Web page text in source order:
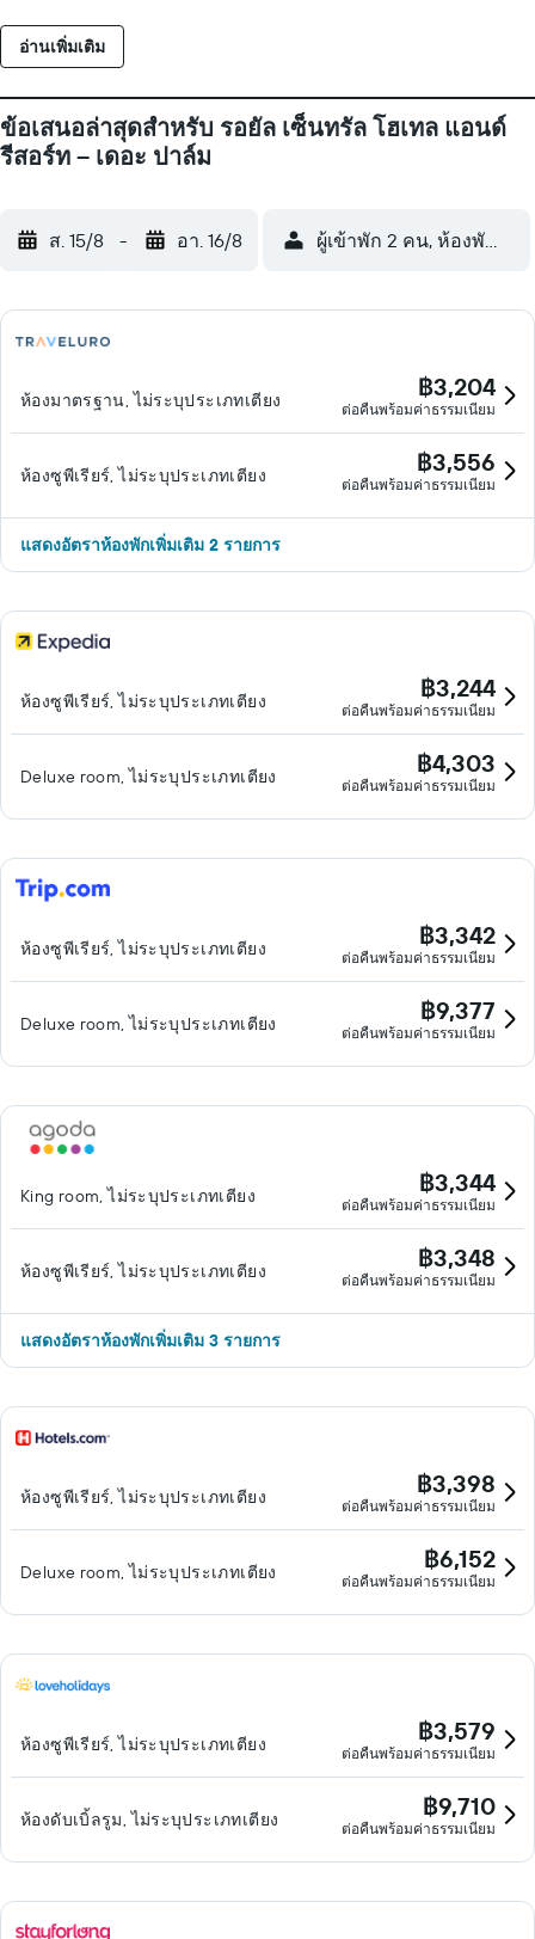
น้ำสำหรับเด็ก สิ่งอำนวยความสะดวกด้านนันทนาการอื่นๆ ได้แก่
เฮลท์คลับ และซาวน่า กิจกรรมนันทนาการที่ระบุด้านล่างนี้มีให้
บริการเพิ่มเติม
อ่านเพิ่มเติม
ข้อเสนอล่าสุดสำหรับ รอยัล เซ็นทรัล โฮเทล แอนด์
รีสอร์ท – เดอะ ปาล์ม
ส. 15/8 - อา. 16/8 ผู้เข้าพัก 2 คน, ห้องพัก 1 ห้
ห้องมาตรฐาน, ไม่ระบุประเภทเตียง ฿3,204
ต่อคืนพร้อมค่าธรรมเนียม
ห้องซูพีเรียร์, ไม่ระบุประเภทเตียง ฿3,556
ต่อคืนพร้อมค่าธรรมเนียม
แสดงอัตราห้องพักเพิ่มเติม 2 รายการ
ห้องซูพีเรียร์, ไม่ระบุประเภทเตียง ฿3,244
ต่อคืนพร้อมค่าธรรมเนียม
Deluxe room, ไม่ระบุประเภทเตียง ฿4,303
ต่อคืนพร้อมค่าธรรมเนียม
ห้องซูพีเรียร์, ไม่ระบุประเภทเตียง ฿3,342
ต่อคืนพร้อมค่าธรรมเนียม
Deluxe room, ไม่ระบุประเภทเตียง ฿9,377
ต่อคืนพร้อมค่าธรรมเนียม
King room, ไม่ระบุประเภทเตียง ฿3,344
ต่อคืนพร้อมค่าธรรมเนียม
ห้องซูพีเรียร์, ไม่ระบุประเภทเตียง ฿3,348
ต่อคืนพร้อมค่าธรรมเนียม
แสดงอัตราห้องพักเพิ่มเติม 3 รายการ
ห้องซูพีเรียร์, ไม่ระบุประเภทเตียง ฿3,398
ต่อคืนพร้อมค่าธรรมเนียม
Deluxe room, ไม่ระบุประเภทเตียง ฿6,152
ต่อคืนพร้อมค่าธรรมเนียม
ห้องซูพีเรียร์, ไม่ระบุประเภทเตียง ฿3,579
ต่อคืนพร้อมค่าธรรมเนียม
ห้องดับเบิ้ลรูม, ไม่ระบุประเภทเตียง ฿9,710
ต่อคืนพร้อมค่าธรรมเนียม